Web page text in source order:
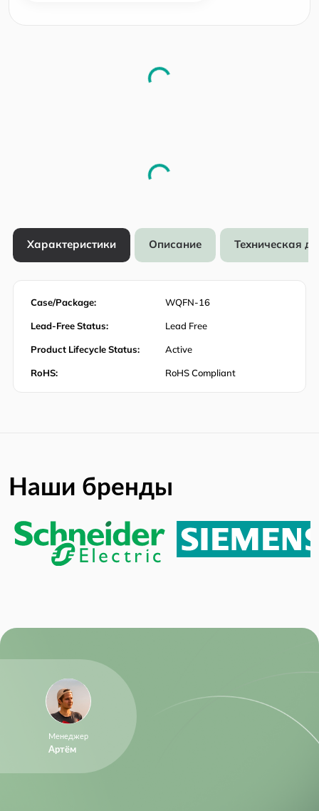
Характеристики Описание Техническая
Case/Package: WQFN-16
Lead-Free Status: Lead Free
Product Lifecycle Status: Active
RoHS: RoHS Compliant
Наши бренды
Менеджер
Артём